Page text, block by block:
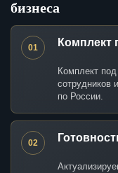
бизнеса
01 Комплект
Комплект
сотрудников
по России.
02